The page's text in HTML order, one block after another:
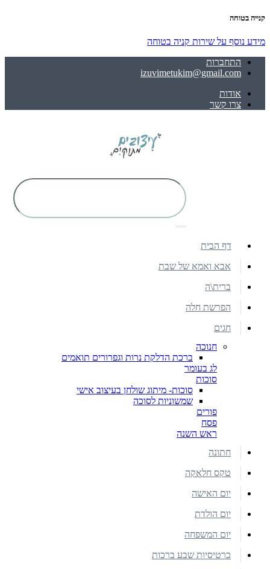
קנייה בטוחה
מידע נוסף על שירות קניה בטוחה
התחברות
izuvimetukim@gmail.com
אודות
צרו קשר
דף הבית
אבא ואמא של שבת
ברית\ה
הפרשת חלה
חגים
חנוכה
ברכת הדלקת נרות וגפרורים תואמים
לג בעומר
סוכות
סוכות- מיתוג שולחן בעיצוב אישי
שמשוניות לסוכה
פורים
פסח
ראש השנה
חתונה
טקס חלאקה
יום האישה
יום הולדת
יום המשפחה
כרטיסיות שבע ברכות